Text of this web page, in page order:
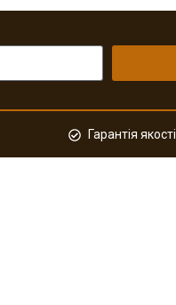
Гарантія якості